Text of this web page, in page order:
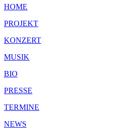
HOME
PROJEKT
KONZERT
MUSIK
BIO
PRESSE
TERMINE
NEWS